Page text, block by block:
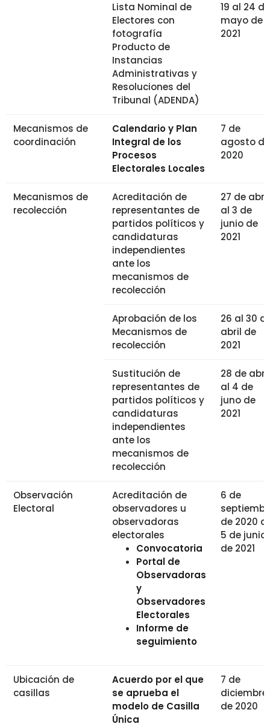
Lista Nominal de
Electores con
fotografía
Producto de
Instancias
Administrativas y
Resoluciones del
Tribunal (ADENDA)
19 al 24 de
mayo de
2021
Mecanismos de
coordinación
Calendario y Plan
Integral de los
Procesos
Electorales Locales
7 de
agosto de
2020
Mecanismos de
recolección
Acreditación de
representantes de
partidos políticos y
candidaturas
independientes
ante los
mecanismos de
recolección
27 de abril
al 3 de
junio de
2021
Aprobación de los
Mecanismos de
recolección
26 al 30
abril de
2021
Sustitución de
representantes de
partidos políticos y
candidaturas
independientes
ante los
mecanismos de
recolección
28 de abril
al 4 de
juno de
2021
Observación
Electoral
Acreditación de
observadores u
observadoras
electorales
Convocatoria
Portal de
Observadoras
y
Observadores
Electorales
Informe de
seguimiento
6 de
de 2020 al
5 de junio
de 2021
Ubicación de
casillas
Acuerdo por el que
se aprueba el
modelo de Casilla
Única
7 de
diciembre
de 2020